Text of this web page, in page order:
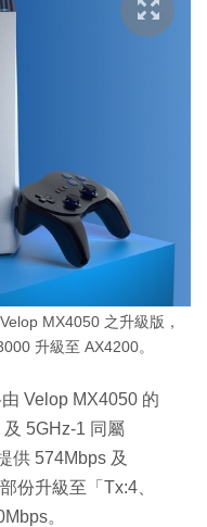
MX4050 之升級版，
升級至 AX4200。
Velop MX4050 的
5GHz-1 同屬
供 574Mbps 及
份升級至「Tx:4、
。